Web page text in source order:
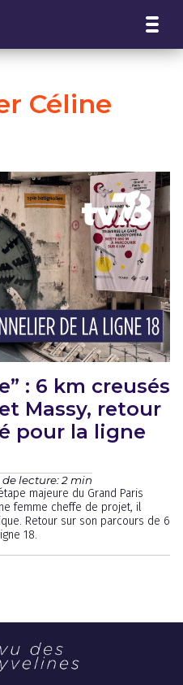
Céline
: 6 km creusés
Massy, retour
pour la ligne
de lecture: 2 min
majeure du Grand Paris
femme cheffe de projet, il
Retour sur son parcours de 6
18.